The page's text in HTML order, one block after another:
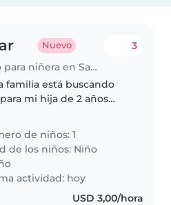
Nuevo
Trabajo para niñera en San Diego (Estado Carabobo)
3
familia está buscando
mi hija de 2 años
depende de mis
Necesitamos que
en
auxilios,..
de niños: 1
de los niños: Niño
actividad: hoy
USD 3,00/hora